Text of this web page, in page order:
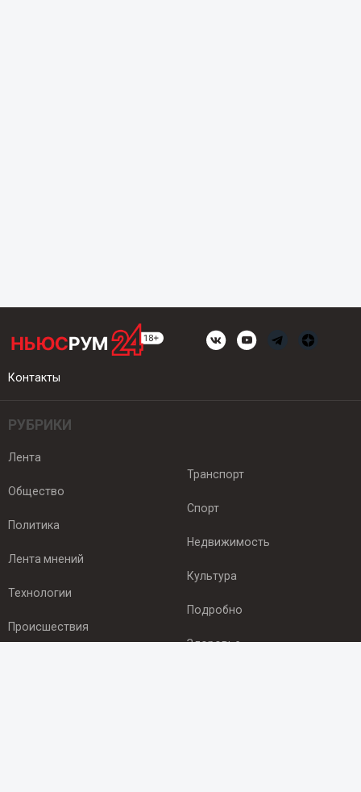
Контакты
РУБРИКИ
Лента
Общество
Политика
Лента мнений
Технологии
Происшествия
Транспорт
Спорт
Недвижимость
Культура
Подробно
Здоровье